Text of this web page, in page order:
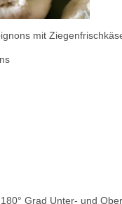
mit
Grad Unter- und